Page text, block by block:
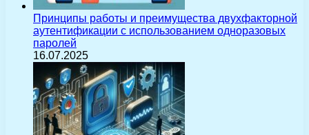
Принципы работы и преимущества двухфакторной
аутентификации с использованием одноразовых
паролей
16.07.2025